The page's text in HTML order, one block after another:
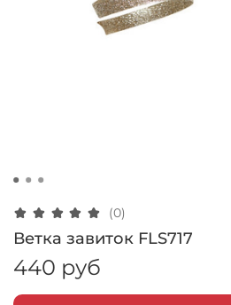
(0)
Ветка завиток FLS717
440 руб